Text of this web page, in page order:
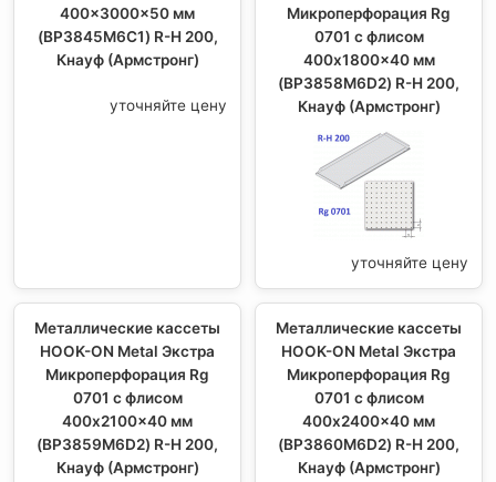
400x3000x50 мм
(BP3845M6C1) R-H 200,
Кнауф (Армстронг)
уточняйте цену
Микроперфорация Rg
0701 с флисом
400x1800x40 мм
(BP3858M6D2) R-H 200,
Кнауф (Армстронг)
уточняйте цену
Металлические кассеты
HOOK-ON Metal Экстра
Микроперфорация Rg
0701 с флисом
400x2100x40 мм
(BP3859M6D2) R-H 200,
Кнауф (Армстронг)
Металлические кассеты
HOOK-ON Metal Экстра
Микроперфорация Rg
0701 с флисом
400x2400x40 мм
(BP3860M6D2) R-H 200,
Кнауф (Армстронг)